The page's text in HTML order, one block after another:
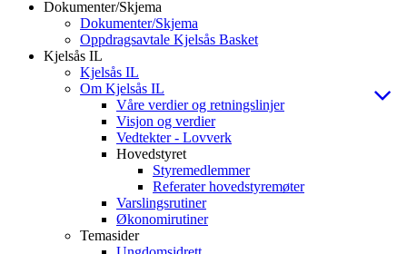
Dokumenter/Skjema
Dokumenter/Skjema
Oppdragsavtale Kjelsås Basket
Kjelsås IL
Kjelsås IL
Om Kjelsås IL
Våre verdier og retningslinjer
Visjon og verdier
Vedtekter - Lovverk
Hovedstyret
Styremedlemmer
Referater hovedstyremøter
Varslingsrutiner
Økonomirutiner
Temasider